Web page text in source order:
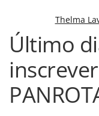
Thelma
Último